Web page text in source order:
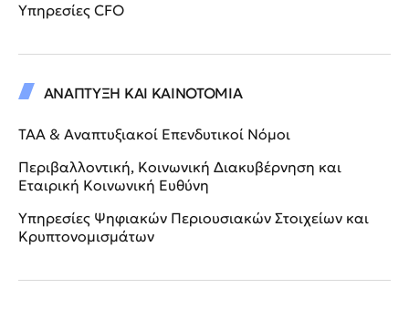
Υπηρεσίες CFO
ΑΝΑΠΤΥΞΗ ΚΑΙ ΚΑΙΝΟΤΟΜΙΑ
ΤΑΑ & Αναπτυξιακοί Επενδυτικοί Νόμοι
Περιβαλλοντική, Κοινωνική Διακυβέρνηση και
Εταιρική Κοινωνική Ευθύνη
Υπηρεσίες Ψηφιακών Περιουσιακών Στοιχείων και
Κρυπτονομισμάτων